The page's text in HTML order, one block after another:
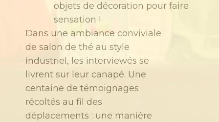
objets de décoration pour faire
sensation !
Dans une ambiance conviviale
de salon de thé au style
industriel, les interviewés se
livrent sur leur canapé. Une
centaine de témoignages
récoltés au fil des
déplacements : une manière